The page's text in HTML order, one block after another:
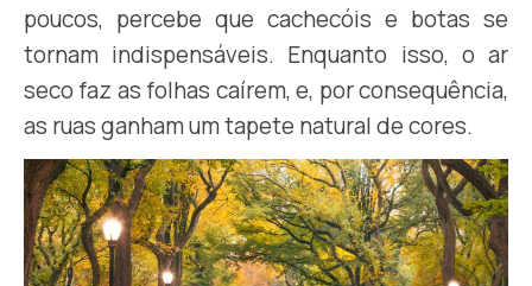
poucos, percebe que cachecóis e botas se
tornam indispensáveis. Enquanto isso, o ar
seco faz as folhas caírem, e, por consequência,
as ruas ganham um tapete natural de cores.